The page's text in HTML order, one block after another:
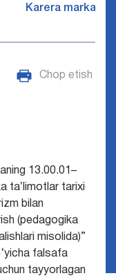
Karera markazi
Chop etish
13.00.01–
taʼlimotlar tarixi
bilan
(pedagogika
misolida)”
falsafa
tayyorlagan